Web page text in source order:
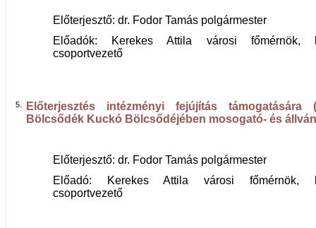
Előterjesztő: dr. Fodor Tamás polgármester
Előadók: Kerekes Attila városi főmérnök,
csoportvezető
5.
Előterjesztés intézményi fejújítás támogatására
Bölcsődék Kuckó Bölcsődéjében mosogató- és
Előterjesztő: dr. Fodor Tamás polgármester
Előadó: Kerekes Attila városi főmérnök,
csoportvezető